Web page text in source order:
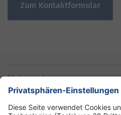
Zum Kontaktformular
Unternehmen
Informationen